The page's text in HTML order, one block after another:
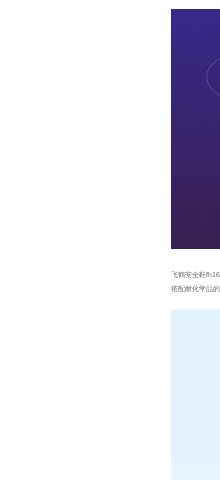
飞鹤安全鞋
搭配耐化学品